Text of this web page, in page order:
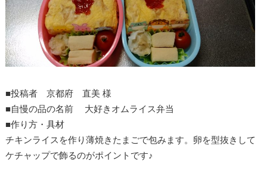
■投稿者 京都府 直美 様
■自慢の品の名前 大好きオムライス弁当
■作り方・具材
チキンライスを作り薄焼きたまごで包みます。卵を型抜きして
ケチャップで飾るのがポイントです♪